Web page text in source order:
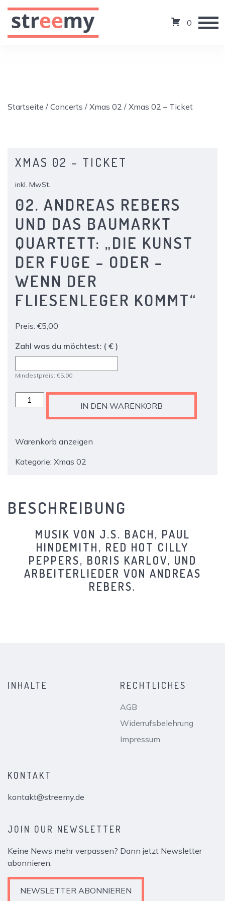
0
Startseite / Concerts / Xmas 02 / Xmas 02 – Ticket
XMAS 02 – TICKET
inkl. MwSt.
02. ANDREAS REBERS
UND DAS BAUMARKT
QUARTETT: „DIE KUNST
DER FUGE – ODER –
WENN DER
FLIESENLEGER KOMMT“
Preis: €5,00
Zahl was du möchtest: ( € )
Mindestpreis: €5,00
Xmas
02
Menge
IN DEN WARENKORB
Warenkorb anzeigen
Kategorie: Xmas 02
BESCHREIBUNG
MUSIK VON J.S. BACH, PAUL
HINDEMITH, RED HOT CILLY
PEPPERS, BORIS KARLOV, UND
ARBEITERLIEDER VON ANDREAS
REBERS.
INHALTE RECHTLICHES
AGB
Widerrufsbelehrung
Impressum
KONTAKT
kontakt@streemy.de
JOIN OUR NEWSLETTER
Keine News mehr verpassen? Dann jetzt Newsletter
abonnieren.
NEWSLETTER ABONNIEREN